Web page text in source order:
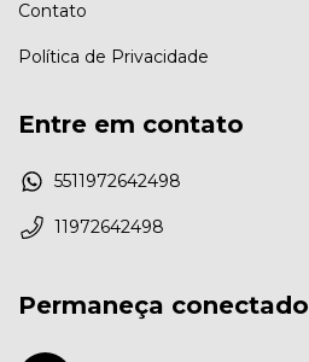
Contato
Política de Privacidade
Entre em contato
5511972642498
11972642498
Permaneça conectado